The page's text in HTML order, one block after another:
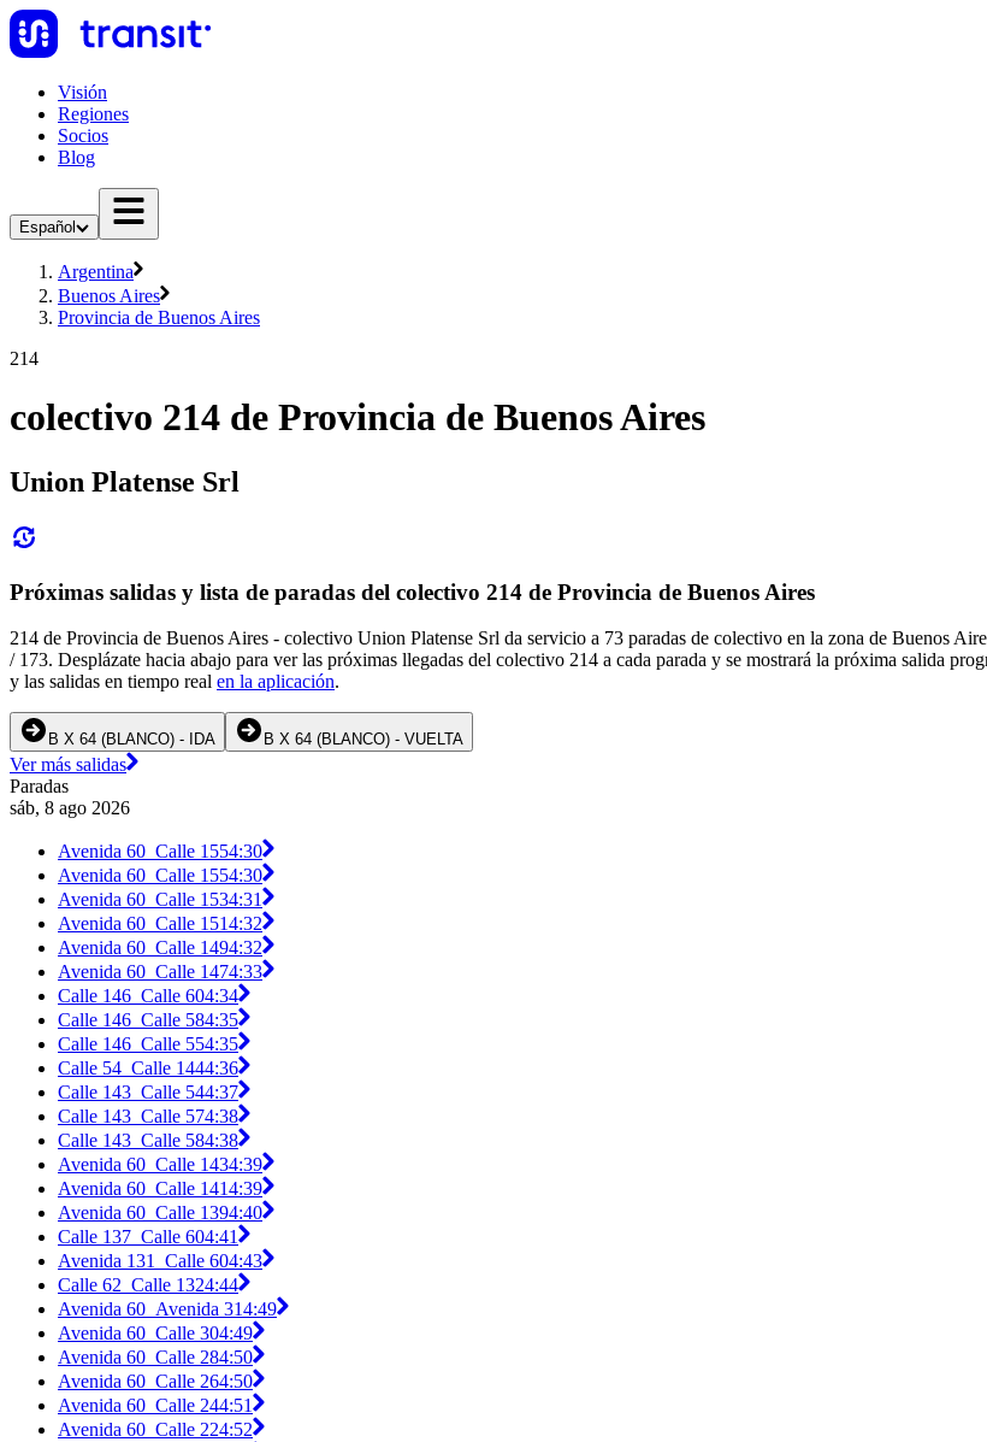
Visión
Regiones
Socios
Blog
Español
Argentina
Buenos Aires
Provincia de Buenos Aires
214
colectivo 214 de Provincia de Buenos Aires
Union Platense Srl
Próximas salidas y lista de paradas del colectivo 214 de Provincia de Buenos Aires
214 de Provincia de Buenos Aires - colectivo Union Platense Srl da servicio a 73 paradas de colectivo en la zona de Buenos
/ 173. Desplázate hacia abajo para ver las próximas llegadas del colectivo 214 a cada parada y se mostrará la próxima salida
y las salidas en tiempo real en la aplicación.
B X 64 (BLANCO) - IDA B X 64 (BLANCO) - VUELTA
Ver más salidas
Paradas
sáb, 8 ago 2026
Avenida 60_Calle 1554:30
Avenida 60_Calle 1554:30
Avenida 60_Calle 1534:31
Avenida 60_Calle 1514:32
Avenida 60_Calle 1494:32
Avenida 60_Calle 1474:33
Calle 146_Calle 604:34
Calle 146_Calle 584:35
Calle 146_Calle 554:35
Calle 54_Calle 1444:36
Calle 143_Calle 544:37
Calle 143_Calle 574:38
Calle 143_Calle 584:38
Avenida 60_Calle 1434:39
Avenida 60_Calle 1414:39
Avenida 60_Calle 1394:40
Calle 137_Calle 604:41
Avenida 131_Calle 604:43
Calle 62_Calle 1324:44
Avenida 60_Avenida 314:49
Avenida 60_Calle 304:49
Avenida 60_Calle 284:50
Avenida 60_Calle 264:50
Avenida 60_Calle 244:51
Avenida 60_Calle 224:52